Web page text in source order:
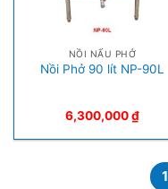
NỒI NẤU PHỞ
Nồi Phở 90 lít NP-90L
6,300,000₫
1